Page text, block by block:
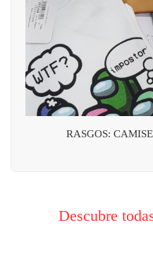
RASGOS:
Descubre